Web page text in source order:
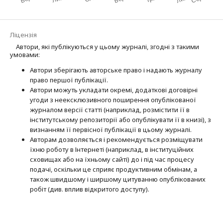
Ліцензія
Автори, які публікуються у цьому журналі, згодні з такими
умовами:
Автори зберігають авторське право і надають журналу
право першої публі­кації.
Автори можуть укладати окремі, додат­кові договірні
угоди з неексклюзив­ного поширення опублікованої
журналом версії статті (наприклад, розмістити її в
інститутському репозиторії або опубліку­вати її в книзі), з
визнанням її первісної публікації в цьому журналі.
Авторам дозволяється і рекомендується розміщувати
їхню роботу в Інтернеті (наприклад, в інституційних
сховищах або на їхньому сайті) до і під час процесу
подачі, оскільки це сприяє продуктивним обмінам, а
також швидшому і ширшому цитуванню опубліко­ва­них
робіт (див. вплив відкритого доступу).